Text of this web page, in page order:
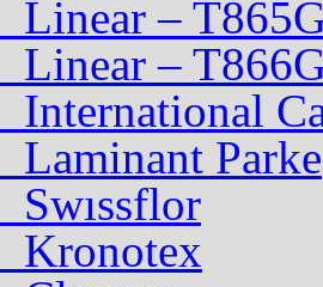
Linear –
Linear –
International
Laminant Parke
Swıssflor
Kronotex